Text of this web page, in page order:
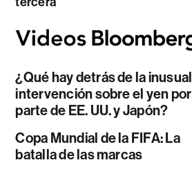
¿Qué hay detrás de la inusual
intervención sobre el yen por
parte de EE. UU. y Japón?
Copa Mundial de la FIFA: La
batalla de las marcas